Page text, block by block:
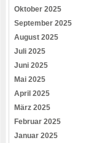
Oktober 2025
September 2025
August 2025
Juli 2025
Juni 2025
Mai 2025
April 2025
März 2025
Februar 2025
Januar 2025